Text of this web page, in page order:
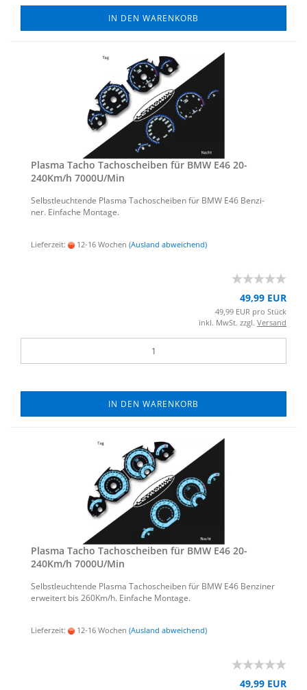
IN DEN WARENKORB
Plas­ma Tacho Ta­cho­schei­ben für BMW E46 20-​
240Km/h 7000U/Min
Selbst­leuch­ten­de Plas­ma Ta­cho­schei­ben für BMW E46 Ben­zi­
ner. Ein­fa­che Mon­ta­ge.
Lieferzeit: 12-16 Wochen (Ausland abweichend)
49,99 EUR
49,99 EUR pro Stück
inkl. MwSt. zzgl. Versand
IN DEN WARENKORB
Plas­ma Tacho Ta­cho­schei­ben für BMW E46 20-​
240Km/h 7000U/Min
Selbst­leuch­ten­de Plas­ma Ta­cho­schei­ben für BMW E46 Ben­zi­ner
er­wei­tert bis 260Km/h. Ein­fa­che Mon­ta­ge.
Lieferzeit: 12-16 Wochen (Ausland abweichend)
49,99 EUR